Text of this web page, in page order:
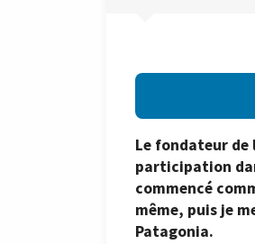
Le fondateur de
participation
commencé
même, puis je
Patagonia.